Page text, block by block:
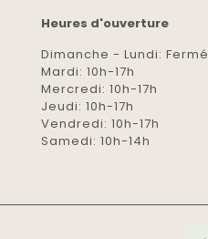
Heures d'ouverture
Dimanche - Lundi: Fermé
Mardi: 10h-17h
Mercredi: 10h-17h
Jeudi: 10h-17h
Vendredi: 10h-17h
Samedi: 10h-14h